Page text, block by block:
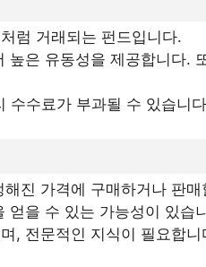
럼 거래되는 펀드입니다.
높은 유동성을 제공합니다.
수수료가 부과될 수 있습니
진 가격에 구매하거나 판
얻을 수 있는 가능성이 있습
, 전문적인 지식이 필요합니